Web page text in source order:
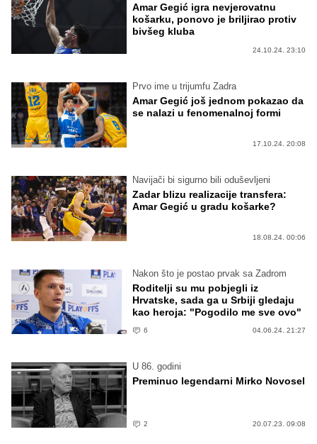
Amar Gegić igra nevjerovatnu
košarku, ponovo je briljirao protiv
bivšeg kluba
24.10.24. 23:10
Prvo ime u trijumfu Zadra
Amar Gegić još jednom pokazao da
se nalazi u fenomenalnoj formi
17.10.24. 20:08
Navijači bi sigurno bili oduševljeni
Zadar blizu realizacije transfera:
Amar Gegić u gradu košarke?
18.08.24. 00:06
Nakon što je postao prvak sa Zadrom
Roditelji su mu pobjegli iz
Hrvatske, sada ga u Srbiji gledaju
kao heroja: "Pogodilo me sve ovo"
6 04.06.24. 21:27
U 86. godini
Preminuo legendarni Mirko Novosel
2 20.07.23. 09:08